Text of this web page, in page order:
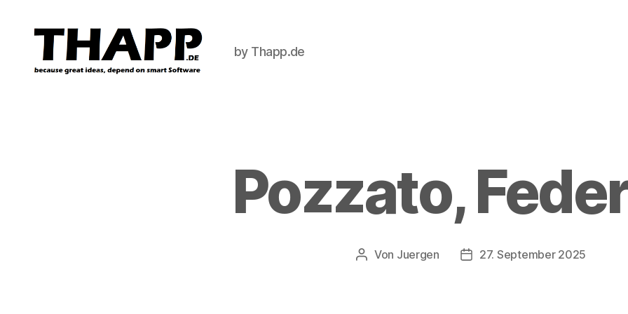
by Thapp.de
Pozzato,
Beitragsautor
Von Juergen Beitragsdatum
27. September 2025